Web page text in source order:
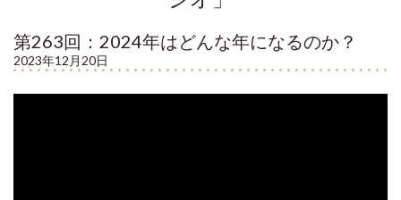
第263回：2024年はどんな年になるのか？
2023年12月20日